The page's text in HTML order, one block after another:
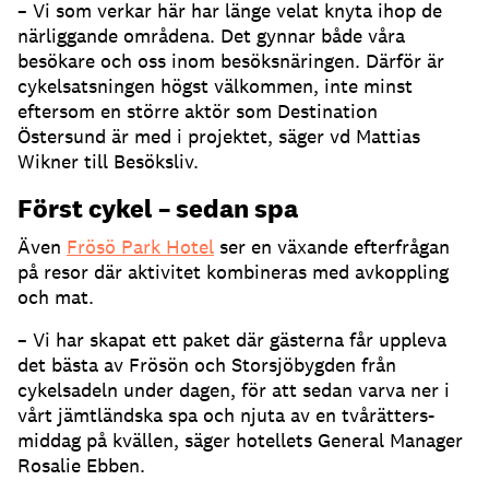
– Vi som verkar här har länge velat knyta ihop de
närliggande områdena. Det gynnar både våra
besökare och oss inom besöksnäringen. Därför är
cykelsatsningen högst välkommen, inte minst
eftersom en större aktör som Destination
Östersund är med i projektet, säger vd Mattias
Wikner till Besöksliv.
Först cykel – sedan spa
Även Frösö Park Hotel ser en växande efterfrågan
på resor där aktivitet kombineras med avkoppling
och mat.
– Vi har skapat ett paket där gästerna får uppleva
det bästa av Frösön och Storsjöbygden från
cykelsadeln under dagen, för att sedan varva ner i
vårt jämtländska spa och njuta av en tvårätters-
middag på kvällen, säger hotellets General Manager
Rosalie Ebben.